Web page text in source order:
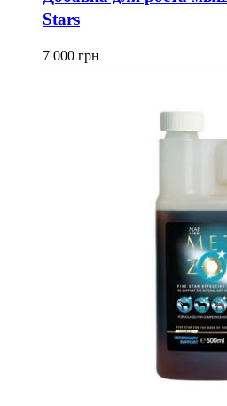
Stars
7 000 грн